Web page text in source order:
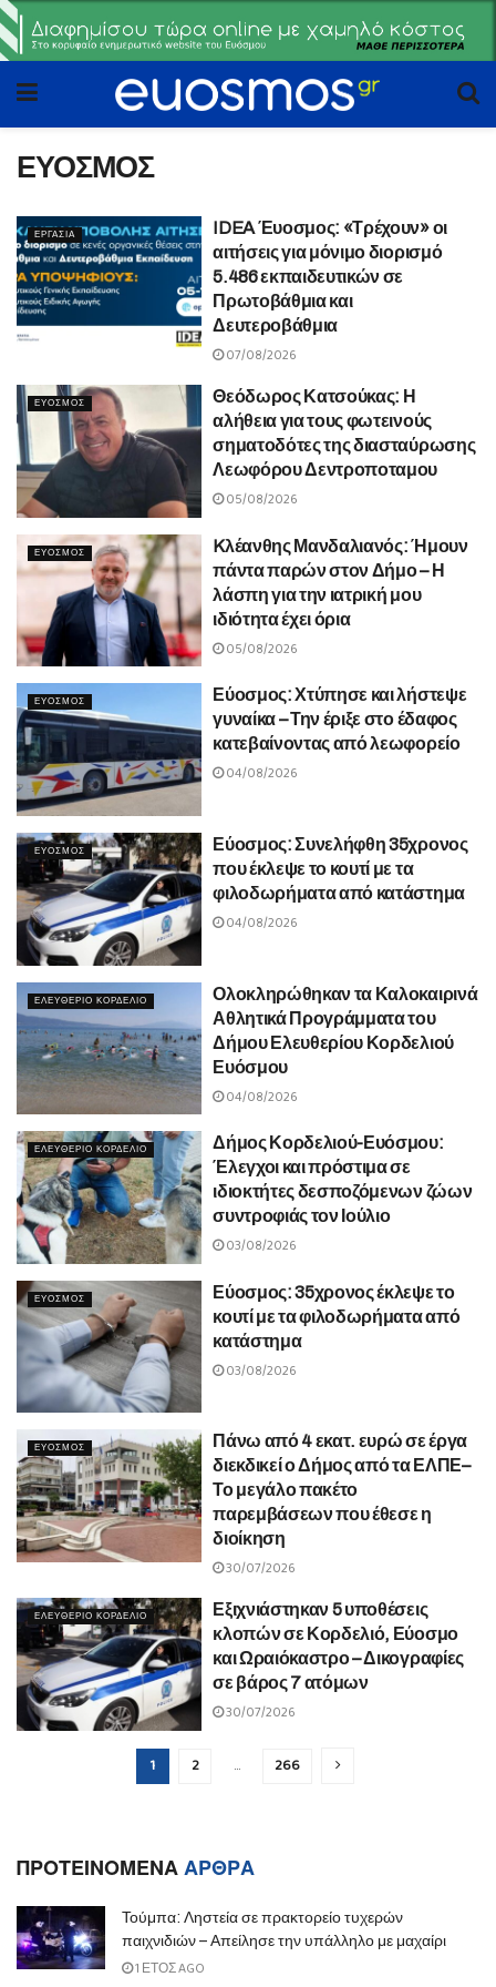
ΕΥΟΣΜΟΣ
ΕΡΓΑΣΙΑ
IDEA Έυοσμος: «Τρέχουν» οι
αιτήσεις για μόνιμο διορισμό
5.486 εκπαιδευτικών σε
Πρωτοβάθμια και
Δευτεροβάθμια
07/08/2026
ΕΥΟΣΜΟΣ
Θεόδωρος Κατσούκας: Η
αλήθεια για τους φωτεινούς
σηματοδότες της διασταύρωσης
Λεωφόρου Δεντροποταμου
05/08/2026
ΕΥΟΣΜΟΣ
Kλέανθης Μανδαλιανός: Ήμουν
πάντα παρών στον Δήμο – Η
λάσπη για την ιατρική μου
ιδιότητα έχει όρια
05/08/2026
ΕΥΟΣΜΟΣ
Εύοσμος: Χτύπησε και λήστεψε
γυναίκα – Την έριξε στο έδαφος
κατεβαίνοντας από λεωφορείο
04/08/2026
ΕΥΟΣΜΟΣ
Εύοσμος: Συνελήφθη 35χρονος
που έκλεψε το κουτί με τα
φιλοδωρήματα από κατάστημα
04/08/2026
ΕΛΕΥΘΕΡΙΟ ΚΟΡΔΕΛΙΟ
Ολοκληρώθηκαν τα Καλοκαιρινά
Αθλητικά Προγράμματα του
Δήμου Ελευθερίου Κορδελιού
Ευόσμου
04/08/2026
ΕΛΕΥΘΕΡΙΟ ΚΟΡΔΕΛΙΟ
Δήμος Κορδελιού-Ευόσμου:
Έλεγχοι και πρόστιμα σε
ιδιοκτήτες δεσποζόμενων ζώων
συντροφιάς τον Ιούλιο
03/08/2026
ΕΥΟΣΜΟΣ
Εύοσμος: 35χρονος έκλεψε το
κουτί με τα φιλοδωρήματα από
κατάστημα
03/08/2026
ΕΥΟΣΜΟΣ
Πάνω από 4 εκατ. ευρώ σε έργα
διεκδικεί ο Δήμος από τα ΕΛΠΕ–
Το μεγάλο πακέτο
παρεμβάσεων που έθεσε η
διοίκηση
30/07/2026
ΕΛΕΥΘΕΡΙΟ ΚΟΡΔΕΛΙΟ
Εξιχνιάστηκαν 5 υποθέσεις
κλοπών σε Κορδελιό, Εύοσμο
και Ωραιόκαστρο – Δικογραφίες
σε βάρος 7 ατόμων
30/07/2026
1 2 … 266
ΠΡΟΤΕΙΝΟΜΕΝΑΑΡΘΡΑ
Τούμπα: Ληστεία σε πρακτορείο τυχερών
παιχνιδιών – Απείλησε την υπάλληλο με μαχαίρι
1 ΈΤΟΣ AGO